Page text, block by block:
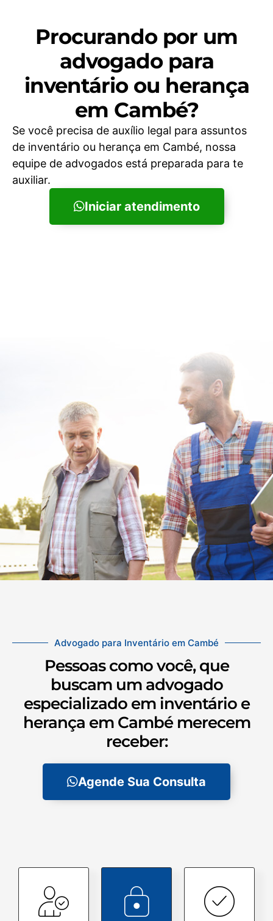
Procurando por um
advogado para
inventário ou herança
em Cambé?
Se você precisa de auxílio legal para assuntos
de inventário ou herança em Cambé, nossa
equipe de advogados está preparada para te
auxiliar.
Iniciar atendimento
Advogado para Inventário em Cambé
Pessoas como você, que
buscam um advogado
especializado em inventário e
herança em Cambé merecem
receber:
Agende Sua Consulta